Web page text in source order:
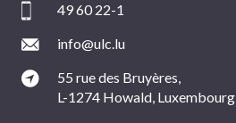
49 60 22-1
info@ulc.lu
55 rue des Bruyères,
L-1274 Howald, Luxembourg